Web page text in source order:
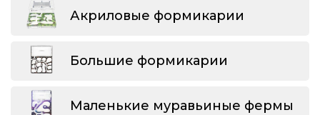
Акриловые формикарии
Большие формикарии
Маленькие муравьиные фермы